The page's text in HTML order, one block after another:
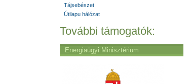
Tájsebészet
Útilapu hálózat
További támogatók:
Energiaügyi Minisztérium